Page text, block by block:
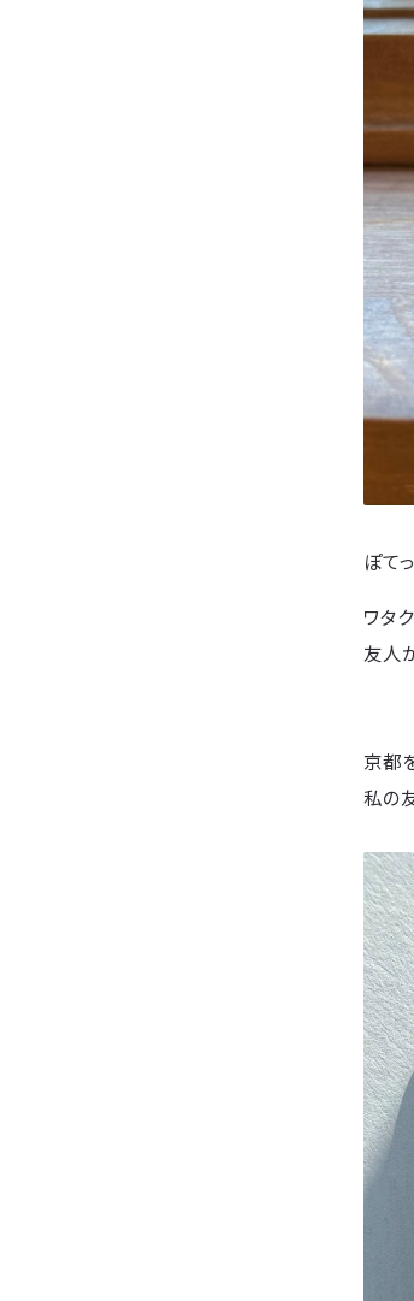
ぽて
ワタ
友人
京都
私の